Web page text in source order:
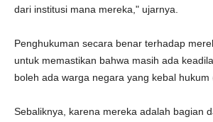
dari institusi mana mereka," ujarnya.
Penghukuman secara benar terhadap
untuk memastikan bahwa masih ada
boleh ada warga negara yang kebal hukum
Sebaliknya, karena mereka adalah bagian